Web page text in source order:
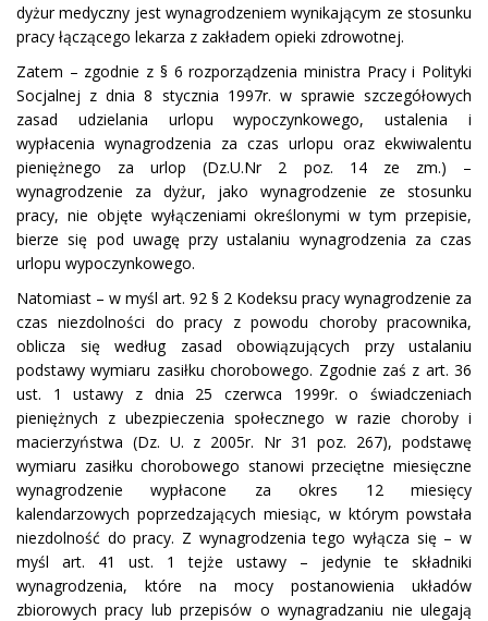
dyżur medyczny jest wynagrodzeniem wynikającym ze stosunku
pracy łączącego lekarza z zakładem opieki zdrowotnej.
Zatem – zgodnie z § 6 rozporządzenia ministra Pracy i Polityki
Socjalnej z dnia 8 stycznia 1997r. w sprawie szczegółowych
zasad udzielania urlopu wypoczynkowego, ustalenia i
wypłacenia wynagrodzenia za czas urlopu oraz ekwiwalentu
pieniężnego za urlop (Dz.U.Nr 2 poz. 14 ze zm.) –
wynagrodzenie za dyżur, jako wynagrodzenie ze stosunku
pracy, nie objęte wyłączeniami określonymi w tym przepisie,
bierze się pod uwagę przy ustalaniu wynagrodzenia za czas
urlopu wypoczynkowego.
Natomiast – w myśl art. 92 § 2 Kodeksu pracy wynagrodzenie za
czas niezdolności do pracy z powodu choroby pracownika,
oblicza się według zasad obowiązujących przy ustalaniu
podstawy wymiaru zasiłku chorobowego. Zgodnie zaś z art. 36
ust. 1 ustawy z dnia 25 czerwca 1999r. o świadczeniach
pieniężnych z ubezpieczenia społecznego w razie choroby i
macierzyństwa (Dz. U. z 2005r. Nr 31 poz. 267), podstawę
wymiaru zasiłku chorobowego stanowi przeciętne miesięczne
wynagrodzenie wypłacone za okres 12 miesięcy
kalendarzowych poprzedzających miesiąc, w którym powstała
niezdolność do pracy. Z wynagrodzenia tego wyłącza się – w
myśl art. 41 ust. 1 tejże ustawy – jedynie te składniki
wynagrodzenia, które na mocy postanowienia układów
zbiorowych pracy lub przepisów o wynagradzaniu nie ulegają